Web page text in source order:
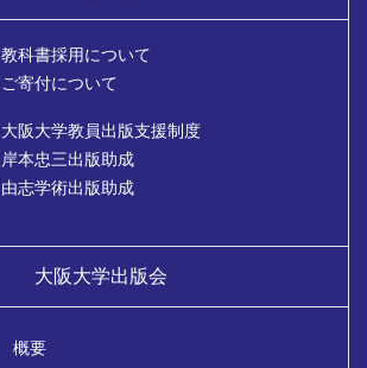
教科書採用について
ご寄付について
大阪大学教員出版支援制度
岸本忠三出版助成
由志学術出版助成
大阪大学出版会
概要